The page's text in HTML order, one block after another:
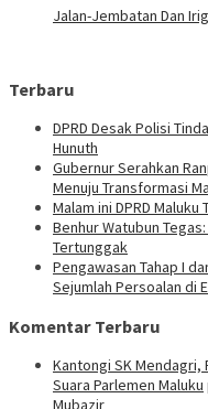
Jalan-Jembatan Dan
Terbaru
DPRD Desak Polisi
Hunuth
Gubernur Serahkan
Menuju Transformasi
Malam ini DPRD Maluku
Benhur Watubun
Tertunggak
Pengawasan Tahap I
Sejumlah Persoalan di
Komentar Terbaru
Kantongi SK Mendagri,
Suara Parlemen Maluku
Mubazir